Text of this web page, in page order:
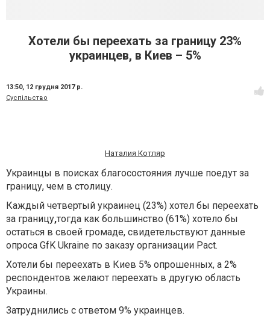
Хотели бы переехать за границу 23%
украинцев, в Киев – 5%
13:50, 12 грудня 2017 р.
Суспільство
Наталия Котляр
Украинцы в поисках благосостояния лучше поедут за
границу, чем в столицу.
Каждый четвертый украинец (23%) хотел бы переехать
за границу,тогда как большинство (61%) хотело бы
остаться в своей громаде, свидетельствуют данные
опроса GfK Ukraine по заказу организации Pact.
Хотели бы переехать в Киев 5% опрошенных, а 2%
респондентов желают переехать в другую область
Украины.
Затруднились с ответом 9% украинцев.